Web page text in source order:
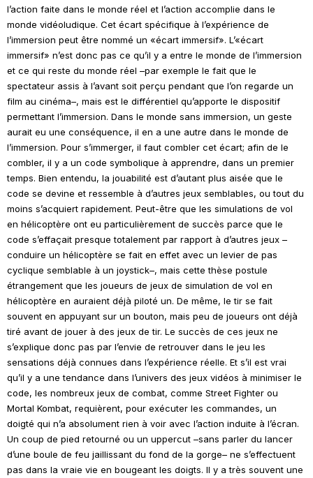
l’action faite dans le monde réel et l’action accomplie dans le
monde vidéoludique. Cet écart spécifique à l’expérience de
l’immersion peut être nommé un «écart immersif». L’«écart
immersif» n’est donc pas ce qu’il y a entre le monde de l’immersion
et ce qui reste du monde réel –par exemple le fait que le
spectateur assis à l’avant soit perçu pendant que l’on regarde un
film au cinéma–, mais est le différentiel qu’apporte le dispositif
permettant l’immersion. Dans le monde sans immersion, un geste
aurait eu une conséquence, il en a une autre dans le monde de
l’immersion. Pour s’immerger, il faut combler cet écart; afin de le
combler, il y a un code symbolique à apprendre, dans un premier
temps. Bien entendu, la jouabilité est d’autant plus aisée que le
code se devine et ressemble à d’autres jeux semblables, ou tout du
moins s’acquiert rapidement. Peut-être que les simulations de vol
en hélicoptère ont eu particulièrement de succès parce que le
code s’effaçait presque totalement par rapport à d’autres jeux –
conduire un hélicoptère se fait en effet avec un levier de pas
cyclique semblable à un joystick–, mais cette thèse postule
étrangement que les joueurs de jeux de simulation de vol en
hélicoptère en auraient déjà piloté un. De même, le tir se fait
souvent en appuyant sur un bouton, mais peu de joueurs ont déjà
tiré avant de jouer à des jeux de tir. Le succès de ces jeux ne
s’explique donc pas par l’envie de retrouver dans le jeu les
sensations déjà connues dans l’expérience réelle. Et s’il est vrai
qu’il y a une tendance dans l’univers des jeux vidéos à minimiser le
code, les nombreux jeux de combat, comme Street Fighter ou
Mortal Kombat, requièrent, pour exécuter les commandes, un
doigté qui n’a absolument rien à voir avec l’action induite à l’écran.
Un coup de pied retourné ou un uppercut –sans parler du lancer
d’une boule de feu jaillissant du fond de la gorge– ne s’effectuent
pas dans la vraie vie en bougeant les doigts. Il y a très souvent une